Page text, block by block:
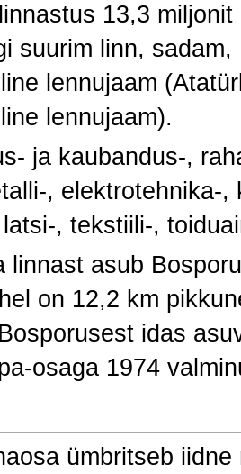
13,3 miljonit
suurim linn, sadam,
lennujaam
lennujaam).
ja kaubandus-,
, elektrotehnika-
, tekstiili-,
linnast asub
on 12,2 km
idas
osaga 1974
ümbritseb